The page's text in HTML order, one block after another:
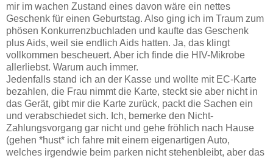
mir im wachen Zustand eines davon wäre ein nettes
Geschenk für einen Geburtstag. Also ging ich im Traum zum
phösen Konkurrenzbuchladen und kaufte das Geschenk
plus Aids, weil sie endlich Aids hatten. Ja, das klingt
vollkommen bescheuert. Aber ich finde die HIV-Mikrobe
allerliebst. Warum auch immer.
Jedenfalls stand ich an der Kasse und wollte mit EC-Karte
bezahlen, die Frau nimmt die Karte, steckt sie aber nicht in
das Gerät, gibt mir die Karte zurück, packt die Sachen ein
und verabschiedet sich. Ich, bemerke den Nicht-
Zahlungsvorgang gar nicht und gehe fröhlich nach Hause
(gehen *hust* ich fahre mit einem eigenartigen Auto,
welches irgendwie beim parken nicht stehenbleibt, aber das